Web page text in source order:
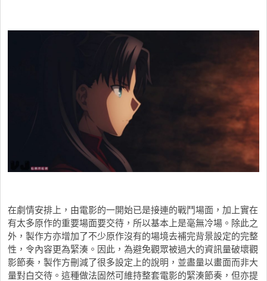
在劇情安排上，由電影的一開始已是接連的戰鬥場面，加上實在
有太多原作的重要場面要交待，所以基本上是毫無冷場。除此之
外，製作方亦增加了不少原作沒有的場境去補完背景設定的完整
性，令內容更為緊湊。因此，為避免觀眾被過大的資訊量破壞觀
影節奏，製作方刪減了很多設定上的說明，並盡量以畫面而非大
量對白交待。這種做法固然可維持整套電影的緊湊節奏，但亦提